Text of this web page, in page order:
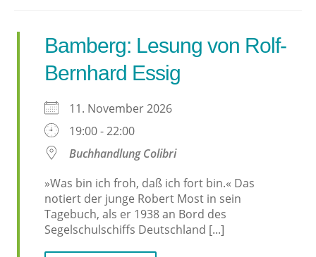
Bamberg: Lesung von Rolf-
Bernhard Essig
11. November 2026
19:00 - 22:00
Buchhandlung Colibri
»Was bin ich froh, daß ich fort bin.« Das
notiert der junge Robert Most in sein
Tagebuch, als er 1938 an Bord des
Segelschulschiffs Deutschland [...]